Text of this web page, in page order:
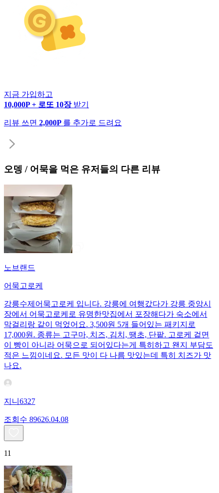
지금 가입하고
10,000P + 로또 10장 받기
리뷰 쓰면 2,000P 를 추가로 드려요
오뎅 / 어묵을 먹은 유저들의 다른 리뷰
노브랜드
어묵고로케
강릉수제어묵고로케 입니다. 강릉에 여행갔다가 강릉 중앙시
장에서 어묵고로케로 유명한맛집에서 포장해다가 숙소에서
막걸리랑 같이 먹었어요. 3,500원 5개 들어있는 패키지로
17,000원. 종류는 고구마, 치즈, 김치, 땡초, 단팥. 고로케 겉면
이 빵이 아니라 어묵으로 되어있다는게 특히하고 왠지 부담도
적은 느낌이네요. 모든 맛이 다 나름 맛있는데 특히 치즈가 맛
나요.
지니6327
조회수 89626.04.08
11